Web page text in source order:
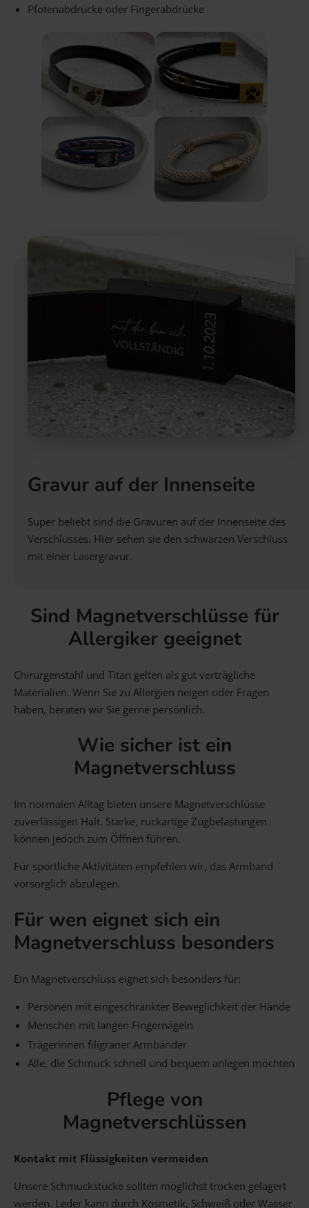
Pfotenabdrücke oder Fingerabdrücke
Gravur auf der Innenseite
Super beliebt sind die Gravuren auf der Innenseite des
Verschlusses. Hier sehen sie den schwarzen Verschluss
mit einer Lasergravur.
Sind Magnetverschlüsse für
Allergiker geeignet
Chirurgenstahl und Titan gelten als gut verträgliche
Materialien. Wenn Sie zu Allergien neigen oder Fragen
haben, beraten wir Sie gerne persönlich.
Wie sicher ist ein
Magnetverschluss
Im normalen Alltag bieten unsere Magnetverschlüsse
zuverlässigen Halt. Starke, ruckartige Zugbelastungen
können jedoch zum Öffnen führen.
Für sportliche Aktivitäten empfehlen wir, das Armband
vorsorglich abzulegen.
Für wen eignet sich ein
Magnetverschluss besonders
Ein Magnetverschluss eignet sich besonders für:
Personen mit eingeschränkter Beweglichkeit der Hände
Menschen mit langen Fingernägeln
Trägerinnen filigraner Armbänder
Alle, die Schmuck schnell und bequem anlegen möchten
Pflege von
Magnetverschlüssen
Kontakt mit Flüssigkeiten vermeiden
Unsere Schmuckstücke sollten möglichst trocken gelagert
werden. Leder kann durch Kosmetik, Schweiß oder Wasser